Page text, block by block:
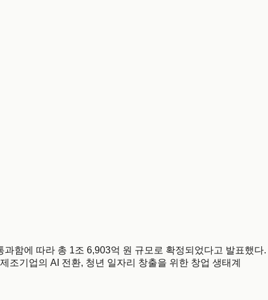
함에 따라 총 1조 6,903억 원 규모로 확정되었다고 발표했다.
조기업의 AI 전환, 청년 일자리 창출을 위한 창업 생태계